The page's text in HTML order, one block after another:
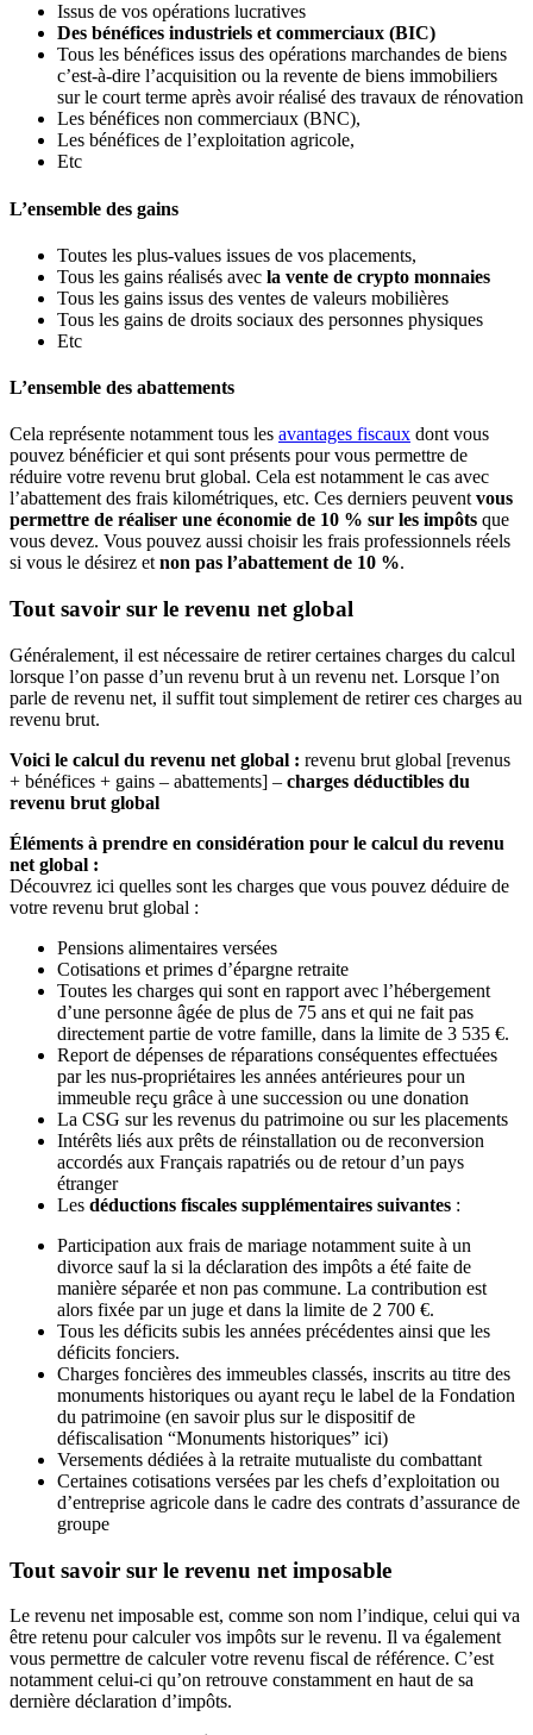
Issus de vos opérations lucratives
Des bénéfices industriels et commerciaux (BIC)
Tous les bénéfices issus des opérations marchandes de biens
c’est-à-dire l’acquisition ou la revente de biens immobiliers
sur le court terme après avoir réalisé des travaux de rénovation
Les bénéfices non commerciaux (BNC),
Les bénéfices de l’exploitation agricole,
Etc
L’ensemble des gains
Toutes les plus-values issues de vos placements,
Tous les gains réalisés avec la vente de crypto monnaies
Tous les gains issus des ventes de valeurs mobilières
Tous les gains de droits sociaux des personnes physiques
Etc
L’ensemble des abattements
Cela représente notamment tous les avantages fiscaux dont vous
pouvez bénéficier et qui sont présents pour vous permettre de
réduire votre revenu brut global. Cela est notamment le cas avec
l’abattement des frais kilométriques, etc. Ces derniers peuvent vous
permettre de réaliser une économie de 10 % sur les impôts que
vous devez. Vous pouvez aussi choisir les frais professionnels réels
si vous le désirez et non pas l’abattement de 10 %.
Tout savoir sur le revenu net global
Généralement, il est nécessaire de retirer certaines charges du calcul
lorsque l’on passe d’un revenu brut à un revenu net. Lorsque l’on
parle de revenu net, il suffit tout simplement de retirer ces charges au
revenu brut.
Voici le calcul du revenu net global : revenu brut global [revenus
+ bénéfices + gains – abattements] – charges déductibles du
revenu brut global
Éléments à prendre en considération pour le calcul du revenu
net global :
Découvrez ici quelles sont les charges que vous pouvez déduire de
votre revenu brut global :
Pensions alimentaires versées
Cotisations et primes d’épargne retraite
Toutes les charges qui sont en rapport avec l’hébergement
d’une personne âgée de plus de 75 ans et qui ne fait pas
directement partie de votre famille, dans la limite de 3 535 €.
Report de dépenses de réparations conséquentes effectuées
par les nus-propriétaires les années antérieures pour un
immeuble reçu grâce à une succession ou une donation
La CSG sur les revenus du patrimoine ou sur les placements
Intérêts liés aux prêts de réinstallation ou de reconversion
accordés aux Français rapatriés ou de retour d’un pays
étranger
Les déductions fiscales supplémentaires suivantes :
Participation aux frais de mariage notamment suite à un
divorce sauf la si la déclaration des impôts a été faite de
manière séparée et non pas commune. La contribution est
alors fixée par un juge et dans la limite de 2 700 €.
Tous les déficits subis les années précédentes ainsi que les
déficits fonciers.
Charges foncières des immeubles classés, inscrits au titre des
monuments historiques ou ayant reçu le label de la Fondation
du patrimoine (en savoir plus sur le dispositif de
défiscalisation “Monuments historiques” ici)
Versements dédiées à la retraite mutualiste du combattant
Certaines cotisations versées par les chefs d’exploitation ou
d’entreprise agricole dans le cadre des contrats d’assurance de
groupe
Tout savoir sur le revenu net imposable
Le revenu net imposable est, comme son nom l’indique, celui qui va
être retenu pour calculer vos impôts sur le revenu. Il va également
vous permettre de calculer votre revenu fiscal de référence. C’est
notamment celui-ci qu’on retrouve constamment en haut de sa
dernière déclaration d’impôts.